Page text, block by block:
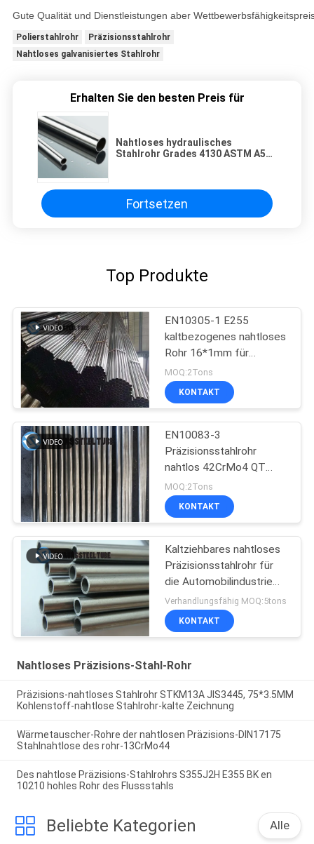
Gute Qualität und Dienstleistungen aber
Polierstahlrohr
Präzisionsstahlrohr
Nahtloses galvanisiertes Stahlrohr
Erhalten Sie den besten Preis für
Nahtloses hydraulisches
Stahlrohr Grades 4130 ASTM A519
Fortsetzen
Top Produkte
EN10305-1 E255
kaltbezogenes nahtloses
Rohr 16*1mm für
Automobilindustrie
MOQ:2Tons
KONTAKT
EN10083-3
Präzisionsstahlrohr
nahtlos 42CrMo4 QT
kaltgezogen extrudiert
MOQ:2Tons
KONTAKT
Kaltziehbares nahtloses
Präzisionsstahlrohr für
die Automobilindustrie
E235 NBK EN10305-1
Verhandlungsfähig MOQ:5tons
KONTAKT
Nahtloses Präzisions-Stahl-Rohr
Präzisions-nahtloses Stahlrohr STKM13A JIS3445, 75*3.5MM
Kohlenstoff-nahtlose Stahlrohr-kalte Zeichnung
Wärmetauscher-Rohre der nahtlosen Präzisions-DIN17175
Stahlnahtlose des rohr-13CrMo44
Des nahtlose Präzisions-Stahlrohrs S355J2H E355 BK en
10210 hohles Rohr des Flussstahls
Beliebte Kategorien Alle